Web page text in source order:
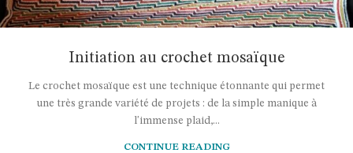
Initiation au crochet mosaïque
Le crochet mosaïque est une technique étonnante qui permet
une très grande variété de projets : de la simple manique à
l'immense plaid,...
CONTINUE READING